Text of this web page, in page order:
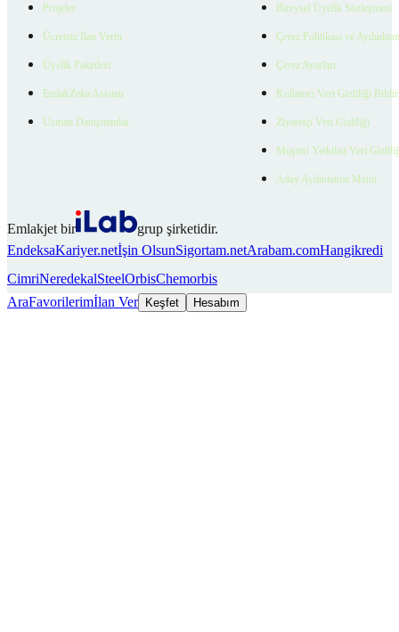
Projeler
Ücretsiz İlan Verin
Üyelik Paketleri
EmlakZeka Asistan
Uzman Danışmanlar
Bireysel Üyelik Sözleşmesi
Çerez Politikası ve
Çerez Ayarları
Kullanıcı Veri Gizliliği
Ziyaretçi Veri Gizliliği
Müşteri Yetkilisi Veri
Aday Aydınlatma Metni
Emlakjet bir
grup şirketidir.
EndeksaKariyer.netİşin OlsunSigortam.netArabam.comHangikredi
CimriNeredekalSteelOrbisChemorbis
AraFavorilerimİlan Ver Keşfet Hesabım